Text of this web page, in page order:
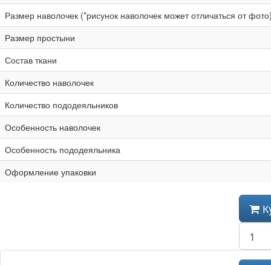
Размер наволочек (*рисунок наволочек может отличаться от
Размер простыни
Состав ткани
Количество наволочек
Количество пододеяльников
Особенность наволочек
Особенность пододеяльника
Оформление упаковки